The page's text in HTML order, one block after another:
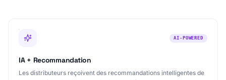
AI-POWERED
IA + Recommandation
Les distributeurs reçoivent des recommandations intelligentes de